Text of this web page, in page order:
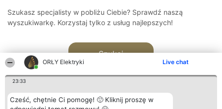
ORŁY Elektryki Live chat
23:33
Cześć, chętnie Ci pomogę! 🙂 Kliknij proszę w
Szukasz specjalisty w pobliżu Ciebie? Sprawdź naszą
wyszukiwarkę. Korzystaj tylko z usług najlepszych!
Szukaj